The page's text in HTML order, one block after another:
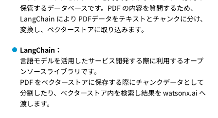
保管するデータベースです。PDF の内容を質問するため、
LangChain により PDFデータをテキストとチャンクに分け、
変換し、ベクターストアに取り込みます。
LangChain：
言語モデルを活用したサービス開発する際に利用するオープ
ンソースライブラリです。
PDF をベクターストアに保存する際にチャンクデータとして
分割したり、ベクターストア内を検索し結果を watsonx.ai へ
渡します。